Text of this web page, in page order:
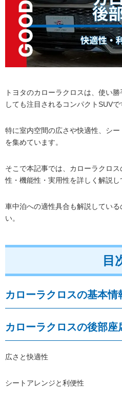
トヨタのカローラクロスは、使い
しても注目されるコンパクトSUVで
特に室内空間の広さや快適性、シ
を集めています。
そこで本記事では、カローラクロ
性・機能性・実用性を詳しく解説し
車中泊への適性具合も解説してい
い。
目
カローラクロスの基本情
カローラクロスの後部座
広さと快適性
シートアレンジと利便性